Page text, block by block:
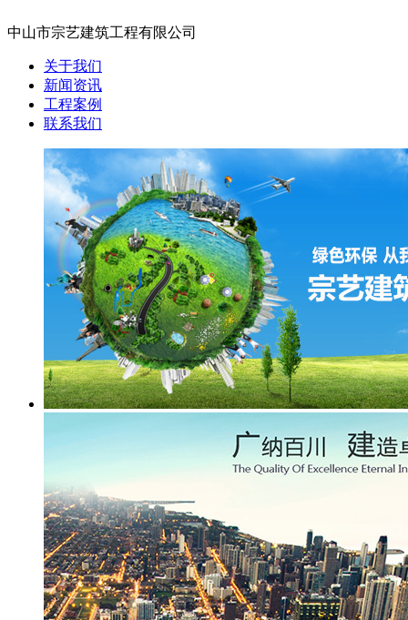
中山市宗艺建筑工程有限公司
关于我们
新闻资讯
工程案例
联系我们